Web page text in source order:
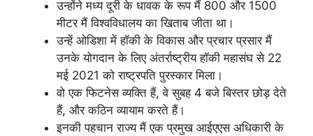
उन्होंने मध्य दूरी के धावक के रूप मैं 800 और 1500
मीटर मैं विश्वविधालय का खिताब जीता था।
उन्हें ओडिशा में हॉकी के विकास और प्रचार प्रसार मैं
उनके योगदान के लिए अंतर्राष्ट्रीय हॉकी महासंघ से 22
मई 2021 को राष्ट्रपति पुरस्कार मिला।
वो एक फिटनेस व्यक्ति हैं, वे सुबह 4 बजे बिस्तर छोड़ देते
हैं, और कठिन व्यायाम करते हैं।
इनकी पहचान राज्य मैं एक प्रमुख आईएएस अधिकारी के